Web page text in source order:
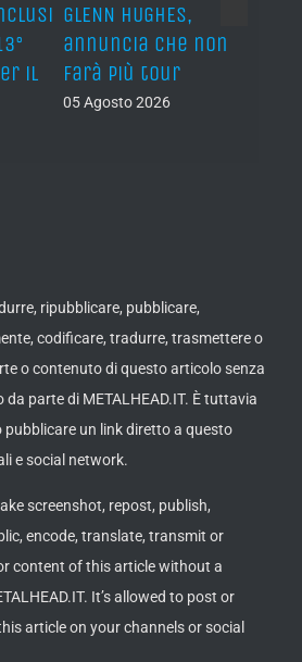
il
GLENN HUGHES,
annuncia che non
farà più tour
05 Agosto 2026
ripubblicare, pubblicare,
codificare, tradurre, trasmettere o
o contenuto di questo articolo senza
parte di METALHEAD.IT. È tuttavia
pubblicare un link diretto a questo
e social network.
screenshot, repost, publish,
encode, translate, transmit or
content of this article without a
It’s allowed to post or
article on your channels or social